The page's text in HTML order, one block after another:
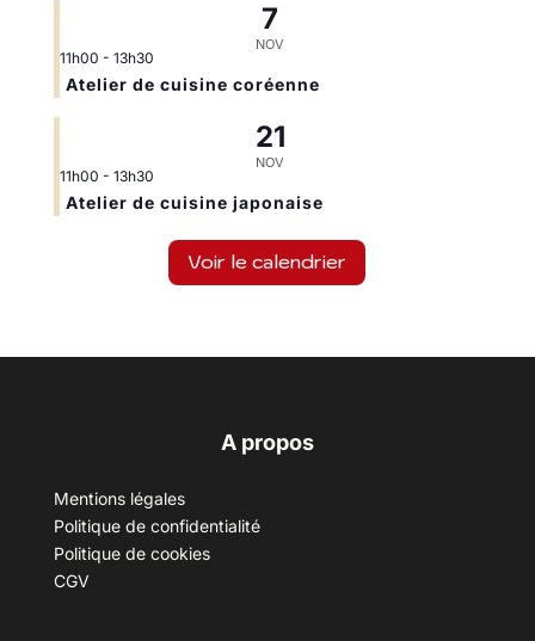
7
NOV
11h00 - 13h30
Atelier de cuisine coréenne
21
NOV
11h00 - 13h30
Atelier de cuisine japonaise
Voir le calendrier
A propos
Mentions légales
Politique de confidentialité
Politique de cookies
CGV